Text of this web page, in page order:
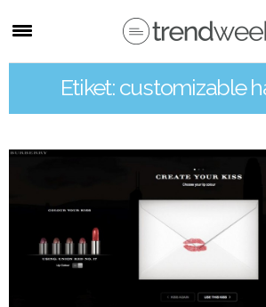
Etiket: customizable